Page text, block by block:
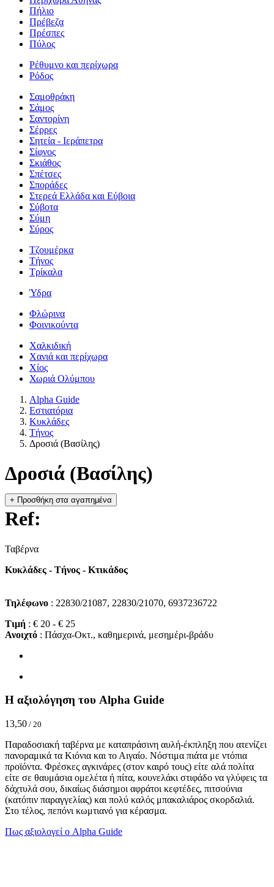
Πήλιο
Πρέβεζα
Πρέσπες
Πύλος
Ρέθυμνο και περίχωρα
Ρόδος
Σαμοθράκη
Σάμος
Σαντορίνη
Σέρρες
Σητεία - Ιεράπετρα
Σίφνος
Σκιάθος
Σπέτσες
Σποράδες
Στερεά Ελλάδα και Εύβοια
Σύβοτα
Σύμη
Σύρος
Τζουμέρκα
Τήνος
Τρίκαλα
Ύδρα
Φλώρινα
Φοινικούντα
Χαλκιδική
Χανιά και περίχωρα
Χίος
Χωριά Ολύμπου
Alpha Guide
Εστιατόρια
Κυκλάδες
Τήνος
Δροσιά (Βασίλης)
Δροσιά (Βασίλης)
+ Προσθήκη στα αγαπημένα
Ref:
Ταβέρνα
Κυκλάδες - Τήνος - Κτικάδος
Τηλέφωνο : 22830/21087, 22830/21070, 6937236722
Τιμή : € 20 - € 25
Ανοιχτό : Πάσχα-Οκτ., καθημερινά, μεσημέρι-βράδυ
Η αξιολόγηση του Alpha Guide
13,50 / 20
Παραδοσιακή ταβέρνα με καταπράσινη αυλή-έκπληξη που ατενίζει
πανοραμικά τα Κιόνια και το Αιγαίο. Νόστιμα πιάτα με ντόπια
προϊόντα. Φρέσκες αγκινάρες (στον καιρό τους) είτε αλά πολίτα
είτε σε θαυμάσια ομελέτα ή πίτα, κουνελάκι στιφάδο να γλύφεις τα
δάχτυλά σου, δικαίως διάσημοι αφράτοι κεφτέδες, πιτσούνια
(κατόπιν παραγγελίας) και πολύ καλός μπακαλιάρος σκορδαλιά.
Στο τέλος, πεπόνι κωμτιανό για κέρασμα.
Πως αξιολογεί ο Alpha Guide